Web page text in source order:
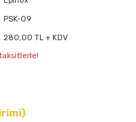
PSK-09
280,00 TL + KDV